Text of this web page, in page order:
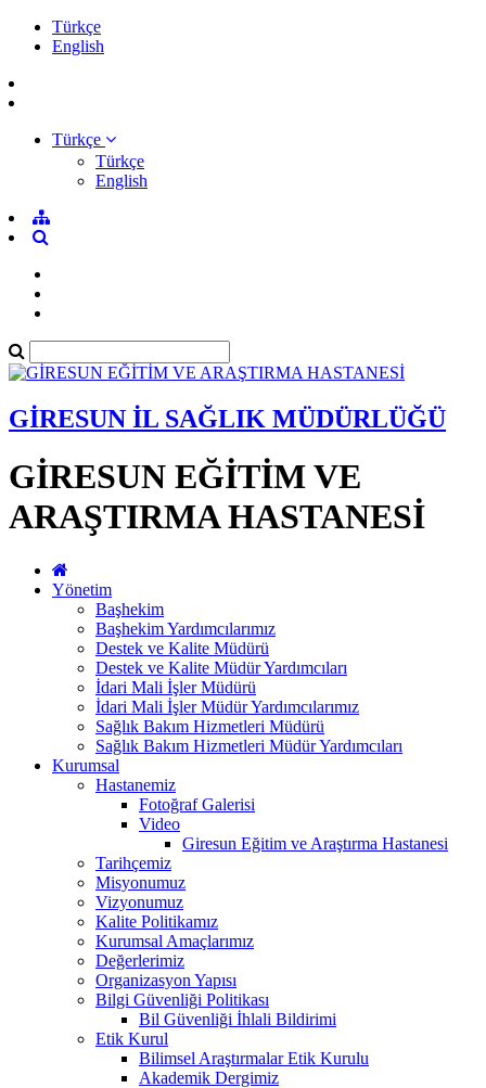
Türkçe
English
Türkçe
Türkçe
English
GİRESUN İL SAĞLIK MÜDÜRLÜĞÜ
GİRESUN EĞİTİM VE
ARAŞTIRMA HASTANESİ
Yönetim
Başhekim
Başhekim Yardımcılarımız
Destek ve Kalite Müdürü
Destek ve Kalite Müdür Yardımcıları
İdari Mali İşler Müdürü
İdari Mali İşler Müdür Yardımcılarımız
Sağlık Bakım Hizmetleri Müdürü
Sağlık Bakım Hizmetleri Müdür Yardımcıları
Kurumsal
Hastanemiz
Fotoğraf Galerisi
Video
Giresun Eğitim ve Araştırma Hastanesi
Tarihçemiz
Misyonumuz
Vizyonumuz
Kalite Politikamız
Kurumsal Amaçlarımız
Değerlerimiz
Organizasyon Yapısı
Bilgi Güvenliği Politikası
Bil Güvenliği İhlali Bildirimi
Etik Kurul
Bilimsel Araştırmalar Etik Kurulu
Akademik Dergimiz